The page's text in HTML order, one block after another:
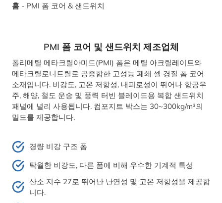
홈 - PMI 폼 코어 & 샌드위치
PMI 폼 코어 및 샌드위치 제조업체
폴리메틸 메타크릴아미드(PMI) 폼은 메틸 아크릴레이트와
메타크릴로니트릴로 공중합한 고성능 폐쇄 셀 경질 폼 코어
소재입니다. 비강도, 고온 저항성, 내피로성이 뛰어나 항공우
주, 해양, 철도 운송 및 풍력 터빈 블레이드용 복합 샌드위치
패널에 널리 사용됩니다. 컴포지트 박스는 30~300kg/m³의
밀도를 제공합니다.
경량 비강 구조 폼
탁월한 비강도, 다른 폼에 비해 우수한 기계적 특성
산소 지수 27로 뛰어난 난연성 및 고온 저항성을 제공합
니다.